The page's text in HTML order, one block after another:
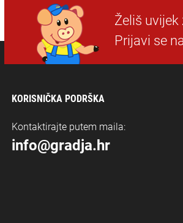
Želiš
Prijavi se
KORISNIČKA PODRŠKA
Kontaktirajte putem maila:
info@gradja.hr